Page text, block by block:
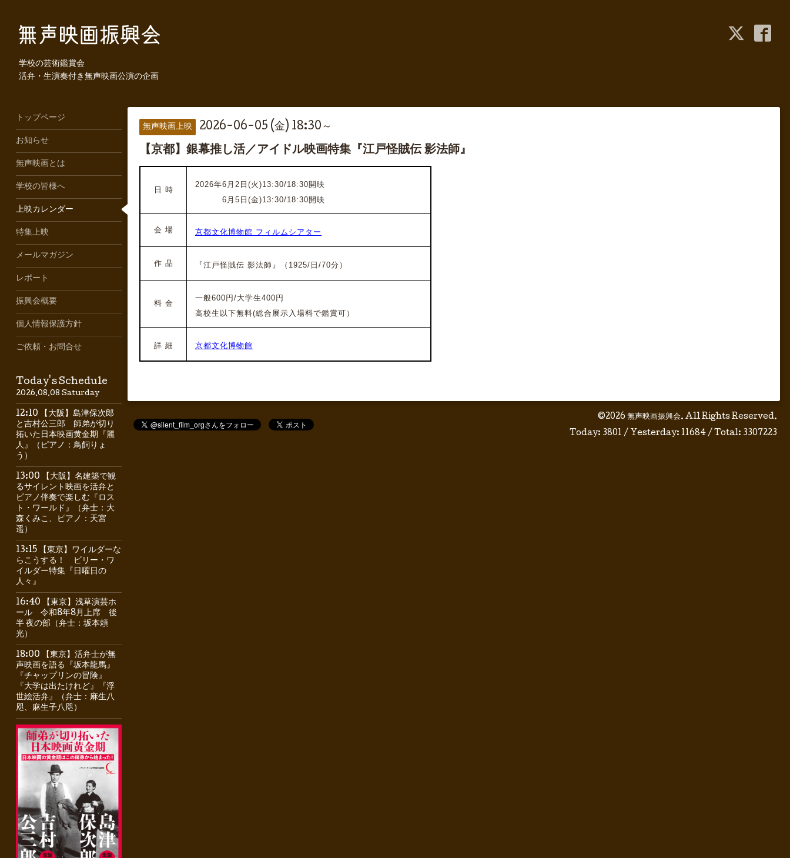
学校の芸術鑑賞会
活弁・生演奏付き無声映画公演の企画
無声映画上映 2026-06-05 (金) 18:30～
【京都】銀幕推し活／アイドル映画特集『江戸怪賊伝 影法師』
日 時
2026年6月2日(火)13:30/18:30開映
6月5日(金)13:30/18:30開映
会 場 京都文化博物館 フィルムシアター
作 品 『江戸怪賊伝 影法師』（1925/日/70分）
料 金
一般600円/大学生400円
高校生以下無料(総合展示入場料で鑑賞可）
詳 細 京都文化博物館
©2026 無声映画振興会. All Rights Reserved.
Today: 3801 / Yesterday: 11684 / Total: 3307223
トップページ
お知らせ
無声映画とは
学校の皆様へ
上映カレンダー
特集上映
メールマガジン
レポート
振興会概要
個人情報保護方針
ご依頼・お問合せ
Today's Schedule
2026.08.08 Saturday
12:10 【大阪】島津保次郎
と吉村公三郎 師弟が切り
拓いた日本映画黄金期『麗
人』（ピアノ：鳥飼りょ
う）
13:00 【大阪】名建築で観
るサイレント映画を活弁と
ピアノ伴奏で楽しむ『ロス
ト・ワールド』（弁士：大
森くみこ、ピアノ：天宮
遥）
13:15 【東京】ワイルダーな
らこうする！ ビリー・ワ
イルダー特集『日曜日の
人々』
16:40 【東京】浅草演芸ホ
ール 令和8年8月上席 後
半 夜の部（弁士：坂本頼
光）
18:00 【東京】活弁士が無
声映画を語る『坂本龍馬』
『チャップリンの冒険』
『大学は出たけれど』『浮
世絵活弁』（弁士：麻生八
咫、麻生子八咫）